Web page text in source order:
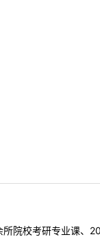
院校考研专业课、